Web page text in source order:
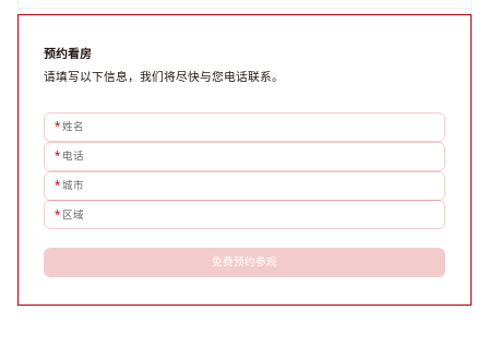
款。选址是综合性战略决策，旨在让办公
预约看房
请填写以下信息，我们将尽快与您电话联系。
*姓名
* 电话
*城市
* 区域
免费预约参观